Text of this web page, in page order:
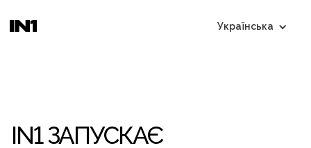
Українська
IN1 ЗАПУСКАЄ